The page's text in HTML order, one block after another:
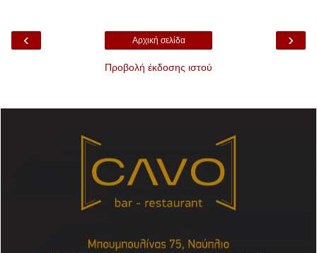
‹ ›
Αρχική σελίδα
Προβολή έκδοσης ιστού